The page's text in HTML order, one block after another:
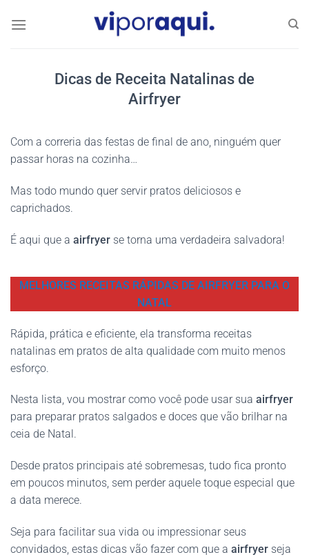
Dicas de Receita Natalinas de
Airfryer
Com a correria das festas de final de ano, ninguém quer
passar horas na cozinha…
Mas todo mundo quer servir pratos deliciosos e
caprichados.
É aqui que a airfryer se torna uma verdadeira salvadora!
MELHORES RECEITAS RÁPIDAS DE AIRFRYER PARA O
NATAL
Rápida, prática e eficiente, ela transforma receitas
natalinas em pratos de alta qualidade com muito menos
esforço.
Nesta lista, vou mostrar como você pode usar sua airfryer
para preparar pratos salgados e doces que vão brilhar na
ceia de Natal.
Desde pratos principais até sobremesas, tudo fica pronto
em poucos minutos, sem perder aquele toque especial que
a data merece.
Seja para facilitar sua vida ou impressionar seus
convidados, estas dicas vão fazer com que a airfryer seja